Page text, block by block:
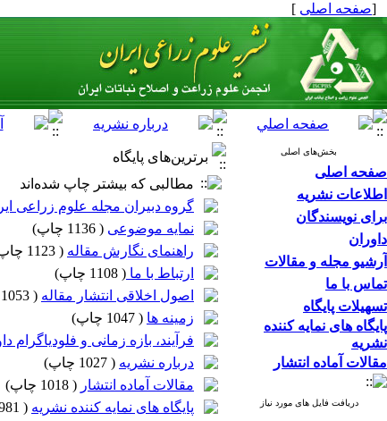
[صفحه اصلی ]
بخش‌های اصلی
صفحه اصلی
اطلاعات نشریه
برای نویسندگان
داوران
آرشیو مجله و مقالات
تماس با ما
تسهیلات پایگاه
پایگاه های نمایه کننده
نشریه
مقالات آماده انتشار
دریافت فایل های مورد نیاز
برترین‌های پایگاه
مطالبی که بیشتر چاپ شده‌اند
گروه دبیران مجله علوم زراعی
نمایه موضوعی (
)
راهنمای نگارش مقاله (
ارتباط با ما (
)
اصول اخلاقی انتشار مقاله (
زمینه ها (
)
فرآیند، بازه زمانی و فلودیاگرام
درباره نشریه (
)
مقالات آماده انتشار (
)
پایگاه های نمایه کننده نشریه (